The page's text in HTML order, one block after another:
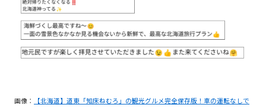
画像：
【北海道】道東「知床ねむろ」の観光グルメ完全保存版！車の運転なしで